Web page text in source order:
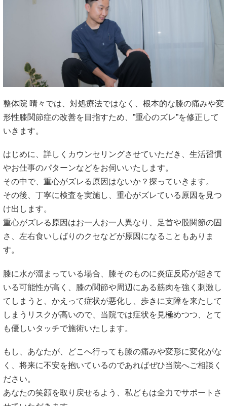
整体院 晴々では、対処療法ではなく、根本的な膝の痛みや変
形性膝関節症の改善を目指すため、”重心のズレ”を修正して
いきます。
はじめに、詳しくカウンセリングさせていただき、生活習慣
やお仕事のパターンなどをお伺いいたします。
その中で、重心がズレる原因はないか？探っていきます。
その後、丁寧に検査を実施し、重心がズレている原因を見つ
け出します。
重心がズレる原因はお一人お一人異なり、足首や股関節の固
さ、左右食いしばりのクセなどが原因になることもありま
す。
膝に水が溜まっている場合、膝そのものに炎症反応が起きて
いる可能性が高く、膝の関節や周辺にある筋肉を強く刺激し
てしまうと、かえって症状が悪化し、歩きに支障を来たして
しまうリスクが高いので、当院では症状を見極めつつ、とて
も優しいタッチで施術いたします。
もし、あなたが、どこへ行っても膝の痛みや変形に変化がな
く、将来に不安を抱いているのであればぜひ当院へご相談く
ださい。
あなたの笑顔を取り戻せるよう、私どもは全力でサポートさ